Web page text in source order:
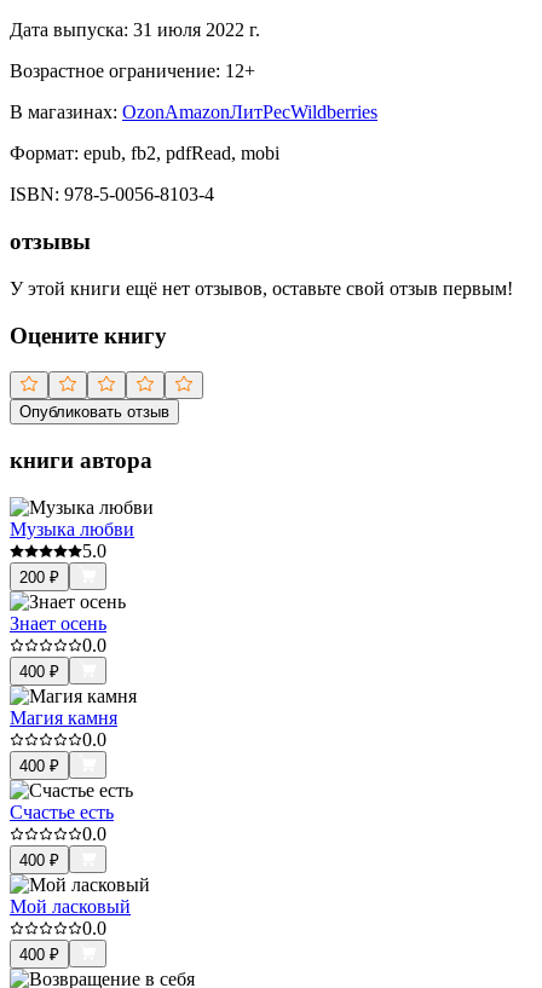
Дата выпуска: 31 июля 2022 г.
Возрастное ограничение: 12+
В магазинах: OzonAmazonЛитРесWildberries
Формат: epub, fb2, pdfRead, mobi
ISBN: 978-5-0056-8103-4
отзывы
У этой книги ещё нет отзывов, оставьте свой отзыв первым!
Оцените книгу
Опубликовать отзыв
книги автора
Музыка любви
5.0
200 ₽
Знает осень
0.0
400 ₽
Магия камня
0.0
400 ₽
Счастье есть
0.0
400 ₽
Мой ласковый
0.0
400 ₽